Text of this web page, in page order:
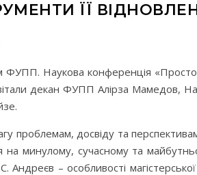
ЇЇ
ФУПП. Наукова конференція
вітали декан ФУПП Алірза Мамедов,
проблемам, досвіду та
минулому, сучасному та
– особливості